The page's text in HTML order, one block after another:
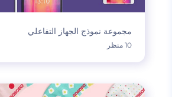
مجموعة نموذج الجهاز التفاعلي
10 منظر